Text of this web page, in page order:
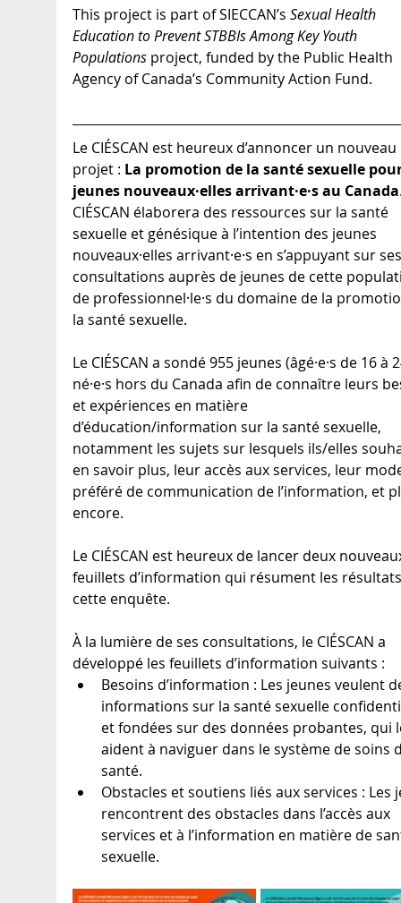
This project is part of SIECCAN’s Sexual Health
Education to Prevent STBBIs Among Key Youth
Populations project, funded by the Public Health
Agency of Canada’s Community Action Fund.
Le CIÉSCAN est heureux d’annoncer un nouveau
projet : La promotion de la santé sexuelle
jeunes nouveaux·elles arrivant·e·s au Canada
CIÉSCAN élaborera des ressources sur la santé
sexuelle et génésique à l’intention des jeunes
nouveaux·elles arrivant·e·s en s’appuyant sur
consultations auprès de jeunes de cette
de professionnel·le·s du domaine de la
la santé sexuelle.
Le CIÉSCAN a sondé 955 jeunes (âgé·e·s de 16 à
né·e·s hors du Canada afin de connaître leurs
et expériences en matière
d’éducation/information sur la santé sexuelle,
notamment les sujets sur lesquels ils/elles
en savoir plus, leur accès aux services, leur
préféré de communication de l’information, et
encore.
Le CIÉSCAN est heureux de lancer deux
feuillets d’information qui résument les
cette enquête.
À la lumière de ses consultations, le CIÉSCAN a
développé les feuillets d’information suivants :
Besoins d’information : Les jeunes veulent
informations sur la santé sexuelle
et fondées sur des données probantes, qui
aident à naviguer dans le système de soins
santé.
Obstacles et soutiens liés aux services : Les
rencontrent des obstacles dans l’accès aux
services et à l’information en matière de
sexuelle.